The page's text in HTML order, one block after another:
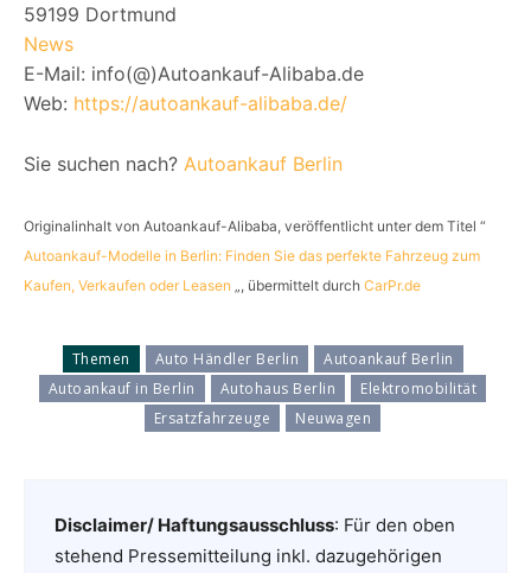
59199 Dortmund
News
E-Mail: info(@)Autoankauf-Alibaba.de
Web: https://autoankauf-alibaba.de/
Sie suchen nach? Autoankauf Berlin
Originalinhalt von Autoankauf-Alibaba, veröffentlicht unter dem Titel “
Autoankauf-Modelle in Berlin: Finden Sie das perfekte Fahrzeug zum
Kaufen, Verkaufen oder Leasen „, übermittelt durch CarPr.de
Themen Auto Händler Berlin
Autoankauf Berlin
Autoankauf in Berlin
Autohaus Berlin
Elektromobilität
Ersatzfahrzeuge
Neuwagen
Disclaimer/ Haftungsausschluss: Für den oben
stehend Pressemitteilung inkl. dazugehörigen